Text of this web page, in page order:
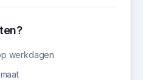
werkdagen